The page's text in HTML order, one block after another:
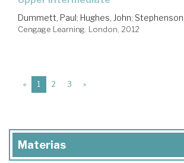
Dummett, Paul; Hughes, John;
Cengage Learning. London, 2012
« 1 (current)
2 3 »
Materias